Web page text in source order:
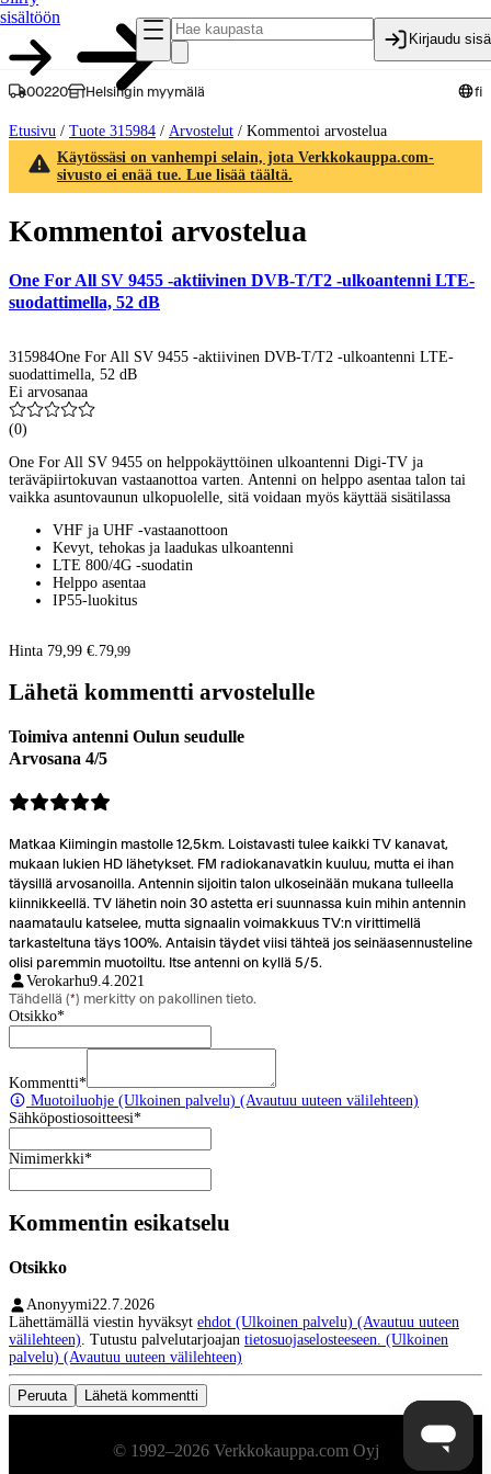
sisältöön
Kirjaudu
00220 Helsingin myymälä fi
Etusivu / Tuote 315984 / Arvostelut / Kommentoi arvostelua
Käytössäsi on vanhempi selain, jota Verkkokauppa.com-
sivusto ei enää tue. Lue lisää täältä.
Kommentoi arvostelua
One For All SV 9455 -aktiivinen DVB-T/T2 -ulkoantenni LTE-
suodattimella, 52 dB
315984One For All SV 9455 -aktiivinen DVB-T/T2 -ulkoantenni LTE-
suodattimella, 52 dB
Ei arvosanaa
(0)
One For All SV 9455 on helppokäyttöinen ulkoantenni Digi-TV ja
teräväpiirtokuvan vastaanottoa varten. Antenni on helppo asentaa talon tai
vaikka asuntovaunun ulkopuolelle, sitä voidaan myös käyttää sisätilassa
VHF ja UHF -vastaanottoon
Kevyt, tehokas ja laadukas ulkoantenni
LTE 800/4G -suodatin
Helppo asentaa
IP55-luokitus
Hinta 79,99 €. 79,99
Lähetä kommentti arvostelulle
Toimiva antenni Oulun seudulle
Arvosana 4/5
Matkaa Kiimingin mastolle 12,5km. Loistavasti tulee kaikki TV kanavat,
mukaan lukien HD lähetykset. FM radiokanavatkin kuuluu, mutta ei ihan
täysillä arvosanoilla. Antennin sijoitin talon ulkoseinään mukana tulleella
kiinnikkeellä. TV lähetin noin 30 astetta eri suunnassa kuin mihin antennin
naamataulu katselee, mutta signaalin voimakkuus TV:n virittimellä
tarkasteltuna täys 100%. Antaisin täydet viisi tähteä jos seinäasennusteline
olisi paremmin muotoiltu. Itse antenni on kyllä 5/5.
Verokarhu9.4.2021
Tähdellä (*) merkitty on pakollinen tieto.
Otsikko*
Kommentti*
Muotoiluohje (Ulkoinen palvelu) (Avautuu uuteen välilehteen)
Sähköpostiosoitteesi*
Nimimerkki*
Kommentin esikatselu
Otsikko
Anonyymi22.7.2026
Lähettämällä viestin hyväksyt ehdot (Ulkoinen palvelu) (Avautuu uuteen
välilehteen). Tutustu palvelutarjoajan tietosuojaselosteeseen. (Ulkoinen
palvelu) (Avautuu uuteen välilehteen)
Peruuta Lähetä kommentti
Alatunniste© 1992–2026 Verkkokauppa.com Oyj